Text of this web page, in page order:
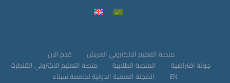
قدم الان
منصة التعليم الالكتروني العريش
منصة التعليم الاكتروني القنطرة
المنصة الطلابية
جولة افتراضية
المجلة العلمية الدولية لجامعة سيناء
EN